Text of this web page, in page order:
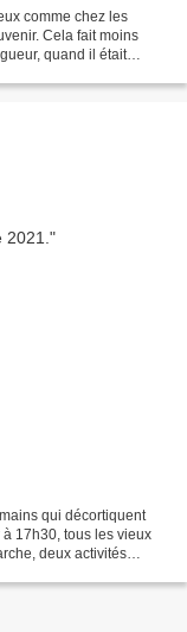
comme chez les
Cela fait moins
quand il était
qui décortiquent
17h30, tous les vieux
deux activités